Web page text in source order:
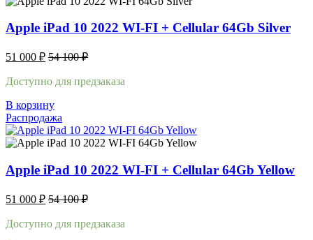
Apple iPad 10 2022 WI-FI + Cellular 64Gb Silver
51 000 ₽ 54 100₽
Доступно для предзаказа
В корзину
Распродажа
Apple iPad 10 2022 WI-FI + Cellular 64Gb Yellow
51 000 ₽ 54 100₽
Доступно для предзаказа